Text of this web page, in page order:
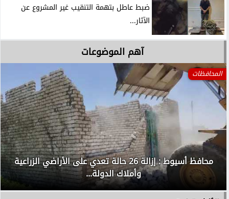
ضبط عاطل بتهمة التنقيب غير المشروع عن
الآثار...
آهم الموضوعات
المحافظات
محافظ أسيوط : إزالة 26 حالة تعدي على الأراضي الزراعية
وأملاك الدولة...